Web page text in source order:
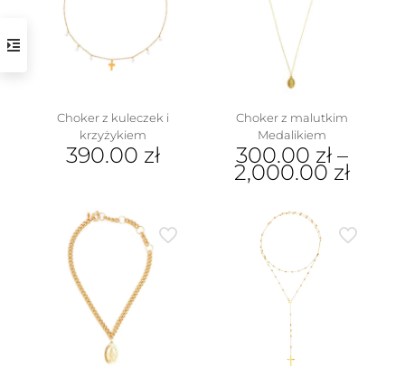
Choker z kuleczek i
krzyżykiem
390.00 zł
Choker z malutkim
Medalikiem
300.00 zł –
2,000.00 zł
produkt
wiele
wariantów.
Opcje
można
na
stronie
produktu